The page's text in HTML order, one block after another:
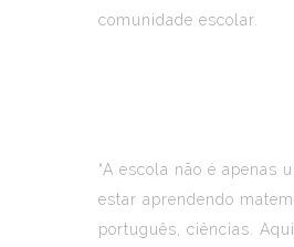
comunidade escolar.
“A escola não é apenas
estar aprendendo
português, ciências.